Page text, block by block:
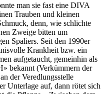
man sie fast eine DIVA
Trauben und kleinen
denn, wie schlichte
Zweige bitten um
Spaliers. Seit den 1990er
Krankheit bzw. ein
aufgetaucht, gemeinhin als
bekannt (Verkümmern der
der Veredlungsstelle
Unterlage auf, dann rötet sich